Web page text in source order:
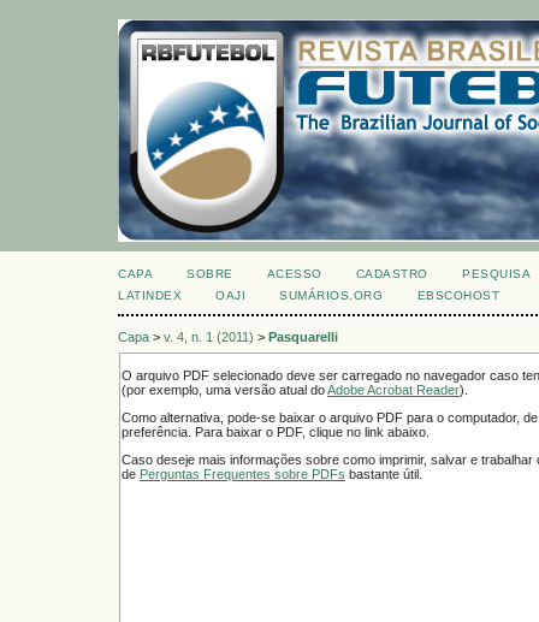
CAPA SOBRE ACESSO CADASTRO
PESQUISA
LATINDEX
OAJI SUMÁRIOS.ORG EBSCOHOST
Capa > v. 4, n. 1 (2011) > Pasquarelli
O arquivo PDF selecionado deve ser carregado no navegador caso
(por exemplo, uma versão atual doAdobe Acrobat Reader).
Como alternativa, pode-se baixar o arquivo PDF para o computador,
preferência. Para baixar o PDF, clique no link abaixo.
Caso deseje mais informações sobre como imprimir, salvar e
de Perguntas Frequentes sobre PDFs bastante útil.